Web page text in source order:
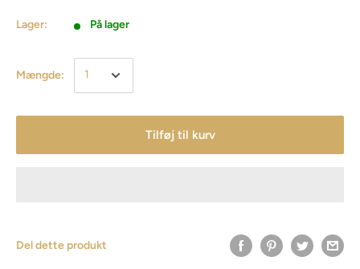
Lager: På lager
Mængde:
Tilføj til kurv
Del dette produkt